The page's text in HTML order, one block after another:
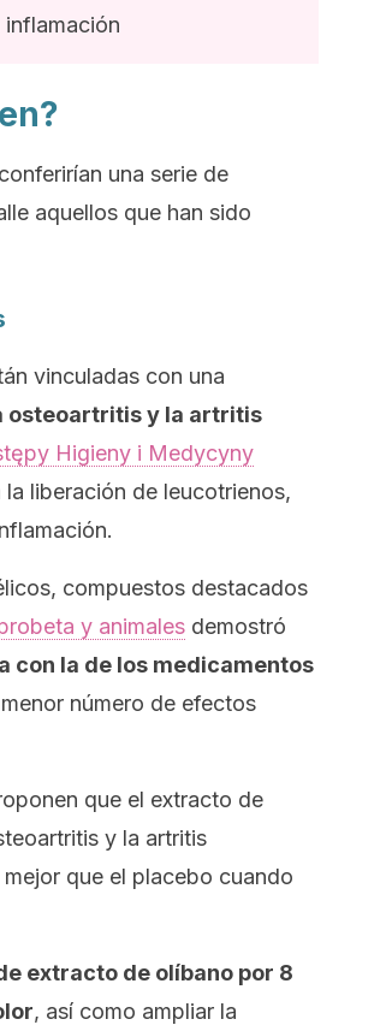
inflamación
una serie de
aquellos que han sido
vinculadas con una
osteoartritis y la artritis
Higieny i Medycyny
liberación de leucotrienos,
compuestos destacados
y animales demostró
con la de los medicamentos
número de efectos
que el extracto de
y la artritis
que el placebo cuando
extracto de olíbano por 8
, así como ampliar la